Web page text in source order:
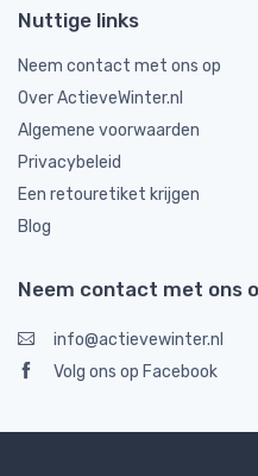
Nuttige links
Neem contact met ons op
Over ActieveWinter.nl
Algemene voorwaarden
Privacybeleid
Een retouretiket krijgen
Blog
Neem contact met ons
info@actievewinter.nl
Volg ons op Facebook